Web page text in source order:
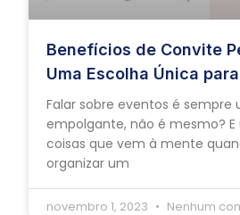
Benefícios de Convite
Uma Escolha Única
Falar sobre eventos é sempre
empolgante, não é mesmo?
coisas que vem à mente
organizar um
novembro 1, 2023 Nenhum